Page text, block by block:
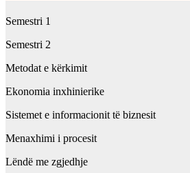
Semestri 1
Semestri 2
Metodat e kërkimit
Ekonomia inxhinierike
Sistemet e informacionit të biznesit
Menaxhimi i procesit
Lëndë me zgjedhje